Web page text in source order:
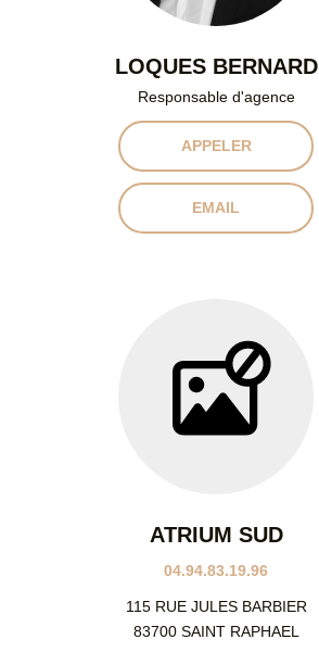
LOQUES BERNARD
Responsable d'agence
APPELER
EMAIL
ATRIUM SUD
04.94.83.19.96
115 RUE JULES BARBIER
83700 SAINT RAPHAEL